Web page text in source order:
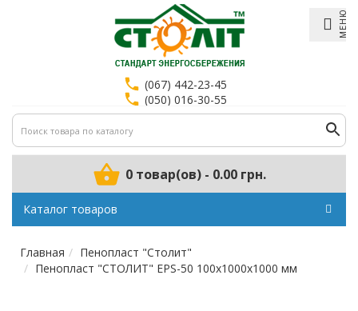
МЕНЮ
(067) 442-23-45
(050) 016-30-55
0 товар(ов) - 0.00 грн.
Каталог товаров
Главная
Пенопласт "Столит"
Пенопласт "СТОЛИТ" EPS-50 100x1000x1000 мм